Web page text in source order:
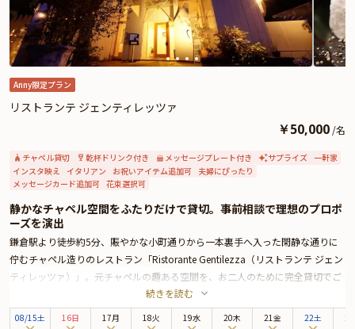
Anny限定プラン
リストランテ ジェンティレッツァ
￥50,000 /名
チャペル貸切 乾杯ドリンク付き メッセージプレート付き サプライズ 一軒家
インスタ映え
イタリアン お祝いアイテム追加可 夫婦にぴったり
メッセージカード追加可 花束選択可
静かなチャペル空間をふたりだけで貸切。事前相談で理想のプロポ
ーズを演出
鎌倉駅より徒歩約5分、賑やかな小町通りから一本裏手へ入った閑静な通りに
佇むチャペル造りのレストラン「Ristorante Gentilezza（リストランテ ジェン
ティレッツァ）」。元チャペルの趣ある空間を、お二人のために完全貸切でご
利用いただける、特別なプロポーズプランです。
お食事は、シェフが腕を振るうおまかせコースをご用意。事前のお打ち合わせ
続きを読む
08/15土 16日 17月 18火 19水 20木 21金 22土